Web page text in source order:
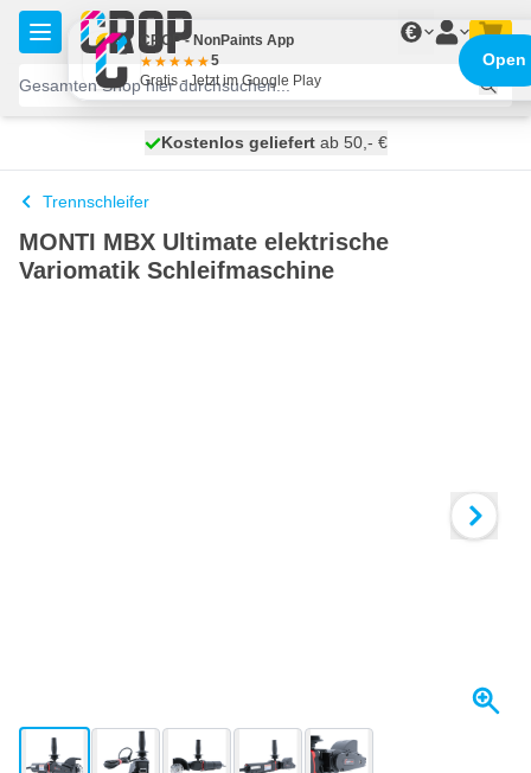
Zum Inhalt springen
€
heute versendet
Kostenlos geliefertab 50,- €
100 Tage
Trennschleifer
MONTI MBX Ultimate elektrische
Variomatik Schleifmaschine
View larger imageView larger imageView larger imageView larger imageView larger image
CROP - NonPaints App
5
Gratis - Jetzt im Google Play
Open